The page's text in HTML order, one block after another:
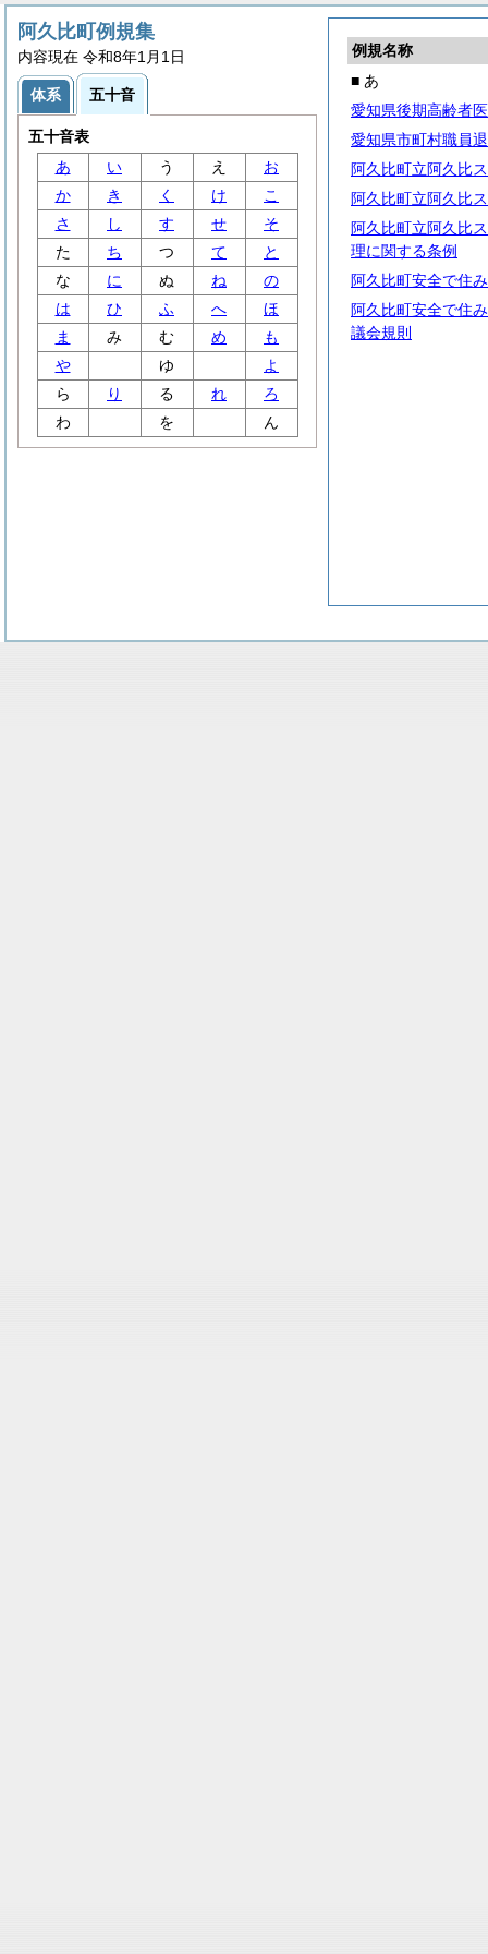
例規名称
■ あ
愛知県後期高齢者
愛知県市町村職員
阿久比町立阿久比
阿久比町立阿久比
阿久比町立阿久比
理に関する条例
阿久比町安全で住
阿久比町安全で住
議会規則
阿久比町例規集
内容現在 令和8年1月1日
体系 五十音
五十音表
あ
い う え
お
か
き く け
こ
さ
し す せ
そ
た
ち つ て
と
な
に ぬ ね
の
は
ひ ふ へ
ほ
ま
み む め
も
や
ゆ
よ
ら
り る れ
ろ
わ
を ん